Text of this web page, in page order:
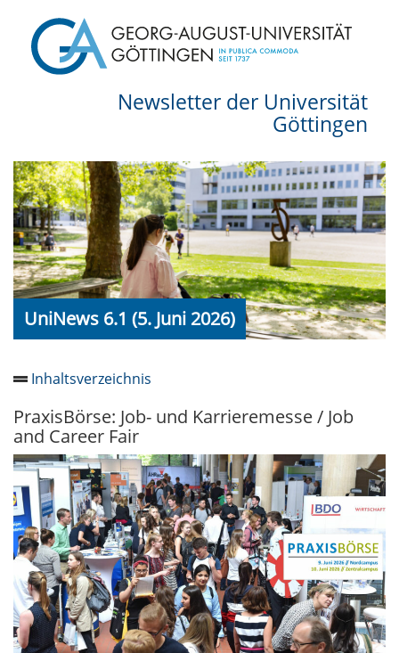
Newsletter der Universität
Göttingen
UniNews 6.1 (5. Juni 2026)
Inhaltsverzeichnis
Allgemein /
General 6.1
Fishbowl: „Neue Wege
in Studium und Lehre“
und „Neue Wege in der
Forschung“ / „New ways
in study and teaching“
and „New ways in
research“
PraxisBörse: Job- und Karrieremesse / Job
and Career Fair